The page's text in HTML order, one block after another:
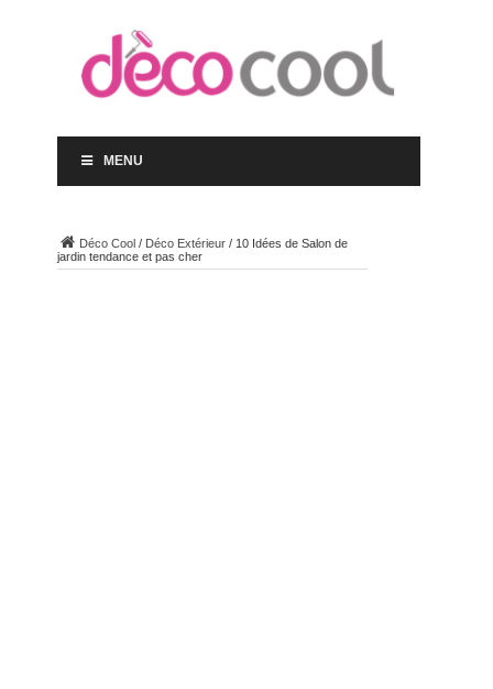
MENU
Déco Cool/ Déco Extérieur/ 10 Idées de Salon de
jardin tendance et pas cher